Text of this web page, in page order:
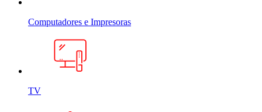
Computadores e Impresoras
TV